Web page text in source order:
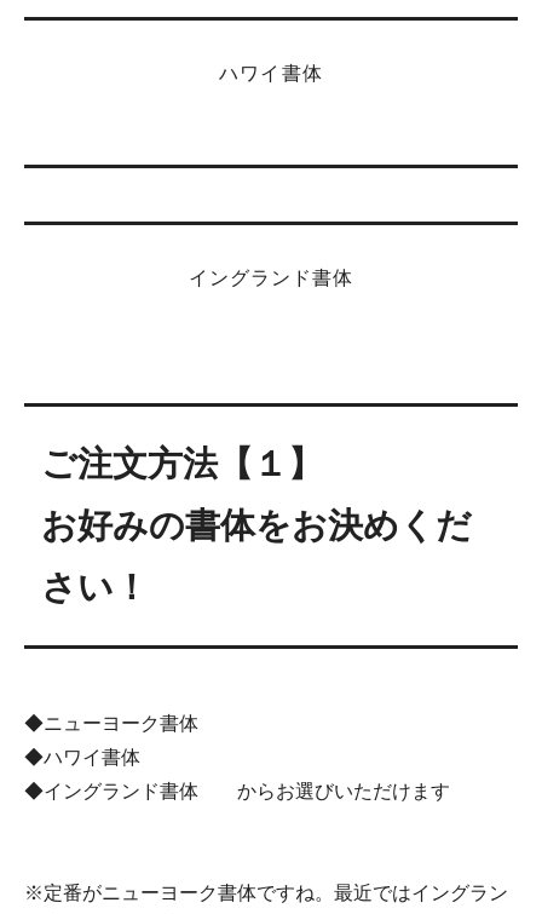
ハワイ書体
イングランド書体
ご注文方法【１】
お好みの書体をお決めくだ
さい！
◆ニューヨーク書体
◆ハワイ書体
◆イングランド書体 からお選びいただけます
※定番がニューヨーク書体ですね。最近ではイングラン